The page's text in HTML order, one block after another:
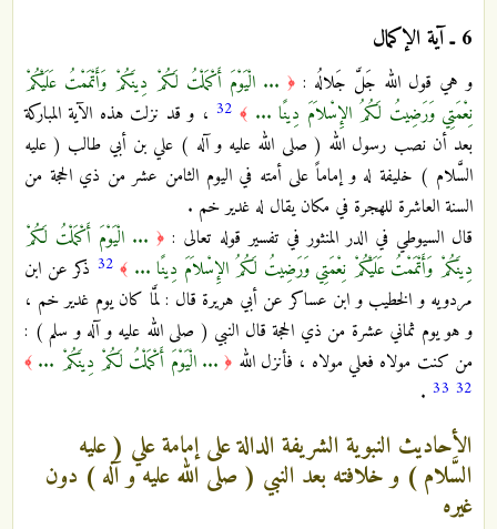
6 ـ آية الإكمال
و هي قول الله جَلَّ جَلالُه : ﴿ ... الْيَوْمَ أَكْمَلْتُ لَكُمْ دِينَكُمْ وَأَتْمَمْتُ عَلَيْكُمْ
نِعْمَتِي وَرَضِيتُ لَكُمُ الإِسْلاَمَ دِينًا ... ﴾ 32 ، و قد نزلت هذه الآية المباركة
بعد أن نصب رسول الله ( صلى الله عليه و آله ) علي بن أبي طالب ( عليه
السَّلام ) خليفة له و إماماً على أمته في اليوم الثامن عشر من ذي الحجة من
السنة العاشرة للهجرة في مكان يقال له غدير خم .
قال السيوطي في الدر المنثور في تفسير قوله تعالى : ﴿ ... الْيَوْمَ أَكْمَلْتُ لَكُمْ
دِينَكُمْ وَأَتْمَمْتُ عَلَيْكُمْ نِعْمَتِي وَرَضِيتُ لَكُمُ الإِسْلاَمَ دِينًا ... ﴾ 32 ذكر عن ابن
مردويه و الخطيب و ابن عساكر عن أبي هريرة قال : لمَّا كان يوم غدير خم ،
و هو يوم ثماني عشرة من ذي الحجة قال النبي ( صلى الله عليه و آله و سلم ) :
من كنت مولاه فعلي مولاه ، فأنزل الله ﴿ ... الْيَوْمَ أَكْمَلْتُ لَكُمْ دِينَكُمْ ... ﴾
32
33
.
الأحاديث النبوية الشريفة الدالة على إمامة علي ( عليه
السَّلام ) و خلافته بعد النبي ( صلى الله عليه و آله ) دون
غيره